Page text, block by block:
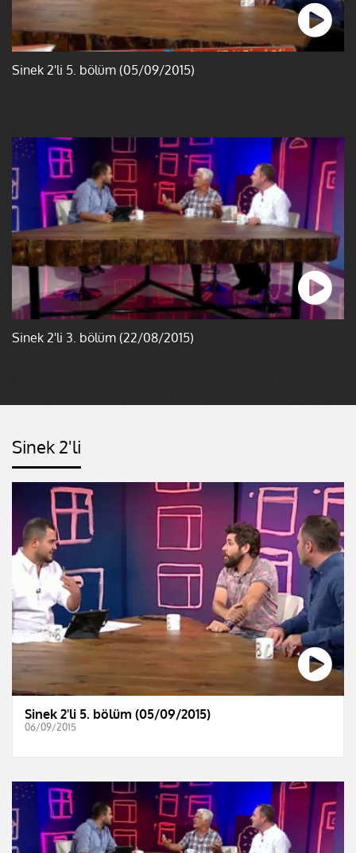
Sinek 2'li 5. bölüm (05/09/2015)
Sinek 2'li 3. bölüm (22/08/2015)
Sinek 2'li
Sinek 2'li 5. bölüm (05/09/2015)
06/09/2015